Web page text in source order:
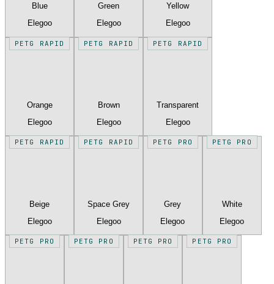
Blue
Elegoo
Green
Elegoo
Yellow
Elegoo
PETG RAPID
Orange
Elegoo
PETG RAPID
Brown
Elegoo
PETG RAPID
Transparent
Elegoo
PETG RAPID
Beige
Elegoo
PETG RAPID
Space Grey
Elegoo
PETG PRO
Grey
Elegoo
PETG PRO
White
Elegoo
PETG PRO PETG PRO PETG PRO PETG PRO